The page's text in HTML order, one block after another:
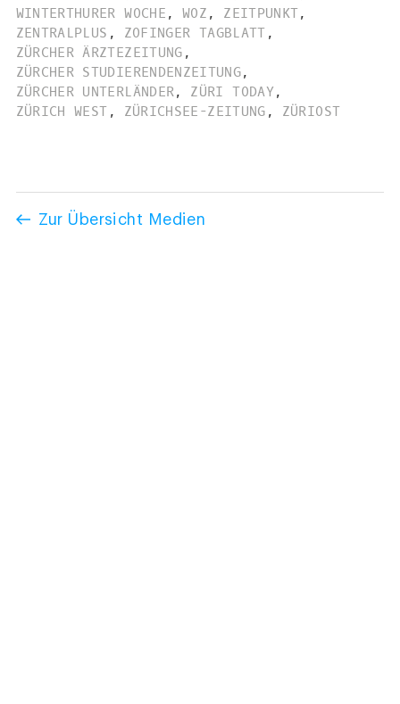
WINTERTHURER WOCHE , WOZ , ZEITPUNKT,
ZENTRALPLUS , ZOFINGER TAGBLATT ,
ZÜRCHER ÄRZTEZEITUNG ,
ZÜRCHER STUDIERENDENZEITUNG,
ZÜRCHER UNTERLÄNDER, ZÜRI TODAY,
ZÜRICH WEST , ZÜRICHSEE-ZEITUNG , ZÜRIOST
Zur Übersicht Medien